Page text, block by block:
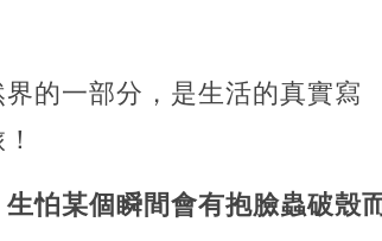
的一部分，是生活的真實寫
怕某個瞬間會有抱臉蟲破殼